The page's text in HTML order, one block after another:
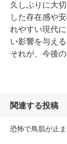
久しぶりに大
した存在感や
れやすい現代
い影響を与え
それが、今後
関連する投稿
恐怖で鳥肌が止